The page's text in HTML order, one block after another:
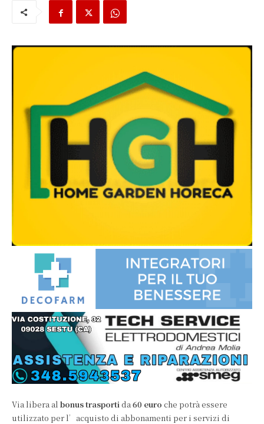
Via libera al bonus trasportida60 euro che potrà essere
utilizzato per l’acquisto di abbonamenti per i servizi di